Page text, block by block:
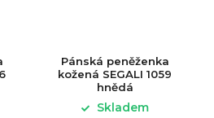
Pánská peněženka
kožená SEGALI 1059
hnědá
Skladem